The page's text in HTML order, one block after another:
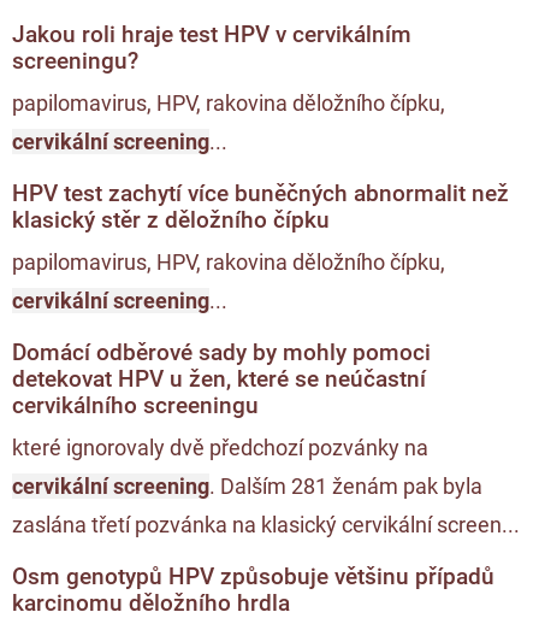
Jakou roli hraje test HPV v cervikálním
screeningu?
papilomavirus, HPV, rakovina děložního čípku,
cervikální screening...
HPV test zachytí více buněčných abnormalit než
klasický stěr z děložního čípku
papilomavirus, HPV, rakovina děložního čípku,
cervikální screening...
Domácí odběrové sady by mohly pomoci
detekovat HPV u žen, které se neúčastní
cervikálního screeningu
které ignorovaly dvě předchozí pozvánky na
cervikální screening. Dalším 281 ženám pak byla
zaslána třetí pozvánka na klasický cervikální screen...
Osm genotypů HPV způsobuje většinu případů
karcinomu děložního hrdla